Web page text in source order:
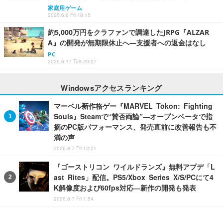
家庭用ゲーム
2025.6.6 Fri 18:15
約5,000万円をクラファンで調達したJRPG『ALZAR
A』の開発が無期限休止へ―支援者への返金はなし
PC
2025.6.17 Tue 20:27
Windowsアクセスランキング
マーベル新作格ゲー『MARVEL Tōkon: Fighting
Souls』Steamで“賛否両論”―オープンベータで指
摘のPC版パフォーマンス、発売直前に改善報告も不
満の声
2026.8.7 Fri 12:21
『ゴーストリコン ワイルドランズ』無料アプデ「L
ast Rites」配信。PS5/Xbox Series X/S/PCにて4
K解像度および60fps対応―新作の開発も発表
2026.8.7 Fri 1:54